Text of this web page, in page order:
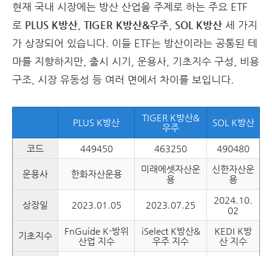
현재 국내 시장에는 방산 산업을 주제로 하는 주요 ETF
로 PLUS K방산 TIGER K방산&우주 SOL K방산 세 가지
가 상장되어 있습니다. 이들 ETF는 방산이라는 공통된 테
마를 지향하지만, 출시 시기, 운용사, 기초지수 구성, 비용
구조, 시장 유동성 등 여러 면에서 차이를 보입니다.
PLUS K방산
TIGER K방산&
우주
SOL K방산
코드 449450 463250 490480
운용사 한화자산운용
미래에셋자산운
용
신한자산운
용
상장일 2023.01.05 2023.07.25
2024.10.
02
기초지수
FnGuide K-방위
산업 지수
iSelect K방산&
우주 지수
KEDI K방
산 지수